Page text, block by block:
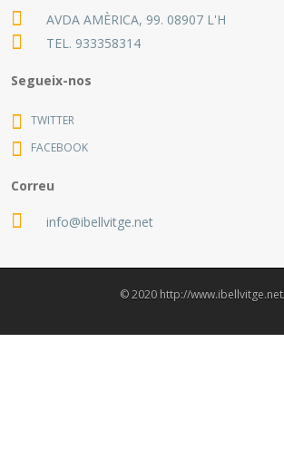
AVDA AMÈRICA, 99. 08907 L'H
TEL. 933358314
Segueix-nos
TWITTER
FACEBOOK
Correu
info@ibellvitge.net
© 2020 http://